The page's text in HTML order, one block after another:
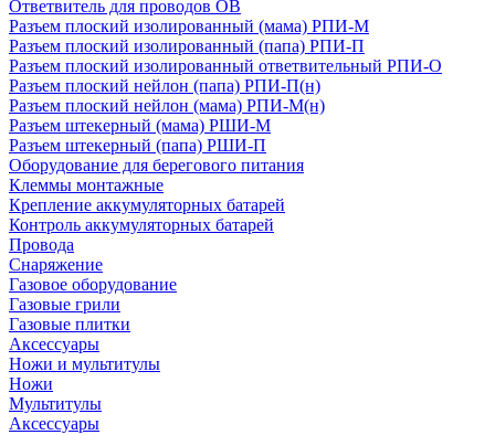
Ответвитель для проводов ОВ
Разъем плоский изолированный (мама) РПИ-М
Разъем плоский изолированный (папа) РПИ-П
Разъем плоский изолированный ответвительный РПИ-О
Разъем плоский нейлон (папа) РПИ-П(н)
Разъем плоский нейлон (мама) РПИ-М(н)
Разъем штекерный (мама) РШИ-М
Разъем штекерный (папа) РШИ-П
Оборудование для берегового питания
Клеммы монтажные
Крепление аккумуляторных батарей
Контроль аккумуляторных батарей
Провода
Снаряжение
Газовое оборудование
Газовые грили
Газовые плитки
Аксессуары
Ножи и мультитулы
Ножи
Мультитулы
Аксессуары